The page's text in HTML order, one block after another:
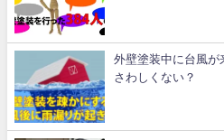
外壁塗装中に台風が
さわしくない？